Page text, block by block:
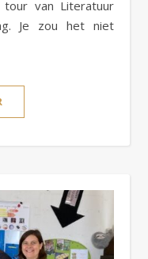
tour van Literatuur
Je zou het niet